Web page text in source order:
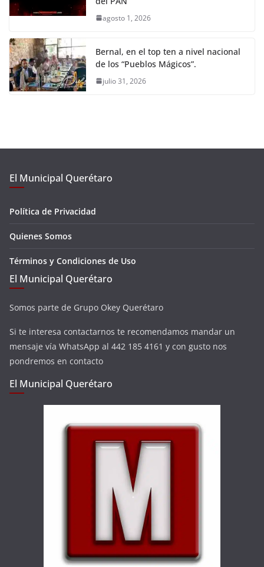
agosto 1, 2026
Bernal, en el top ten a nivel nacional
de los “Pueblos Mágicos”.
julio 31, 2026
El Municipal Querétaro
Política de Privacidad
Quienes Somos
Términos y Condiciones de Uso
El Municipal Querétaro
Somos parte de Grupo Okey Querétaro
Si te interesa contactarnos te recomendamos mandar un
mensaje vía WhatsApp al 442 185 4161 y con gusto nos
pondremos en contacto
El Municipal Querétaro